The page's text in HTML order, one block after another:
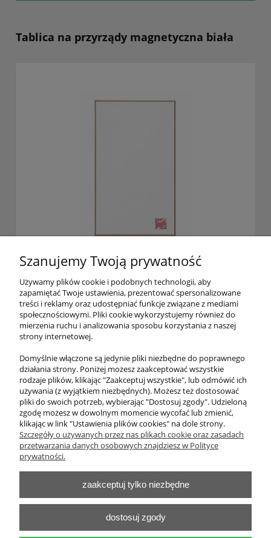
Tablica na przyrządy magnetyczna biała
Tablica na przyrządy biała magnetyczna
615,00 zł
zawiera 23% VAT, bez kosztów dostawy
do koszyka
O nas
Pomoc
Moje konto
Szanujemy Twoją prywatność
Używamy plików cookie i podobnych technologii, aby
zapamiętać Twoje ustawienia, prezentować spersonalizowane
treści i reklamy oraz udostępniać funkcje związane z mediami
społecznościowymi. Pliki cookie wykorzystujemy również do
mierzenia ruchu i analizowania sposobu korzystania z naszej
strony internetowej.
Domyślnie włączone są jedynie pliki niezbędne do poprawnego
działania strony. Poniżej możesz zaakceptować wszystkie
rodzaje plików, klikając "Zaakceptuj wszystkie", lub odmówić ich
używania (z wyjątkiem niezbędnych). Możesz też dostosować
pliki do swoich potrzeb, wybierając "Dostosuj zgody". Udzieloną
zgodę możesz w dowolnym momencie wycofać lub zmienić,
klikając w link "Ustawienia plików cookies" na dole strony.
Szczegóły o używanych przez nas plikach cookie oraz zasadach
przetwarzania danych osobowych znajdziesz w Polityce
prywatności.
zaakceptuj tylko niezbędne
dostosuj zgody